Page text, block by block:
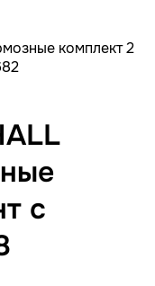
комплект 2
с